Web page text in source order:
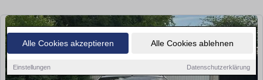
Alle Cookies akzeptieren Alle Cookies ablehnen
Einstellungen Datenschutzerklärung